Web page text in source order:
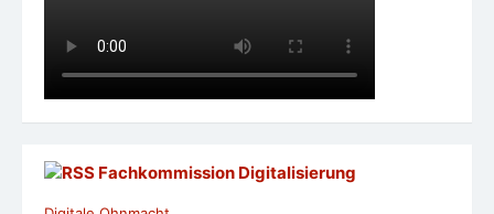
Fachkommission Digitalisierung